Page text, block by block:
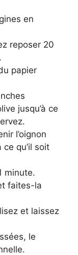
en
reposer 20
papier
jusqu’à ce
l’oignon
ce qu’il soit
minute.
faites-la
et laissez
le